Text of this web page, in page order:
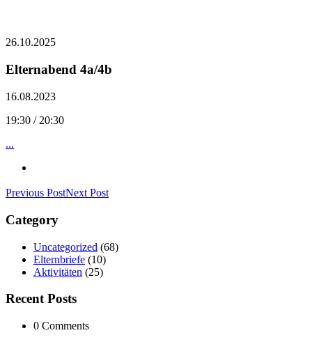
26.10.2025
Elternabend 4a/4b
16.08.2023
19:30 / 20:30
...
Previous PostNext Post
Category
Uncategorized (68)
Elternbriefe (10)
Aktivitäten (25)
Recent Posts
0 Comments